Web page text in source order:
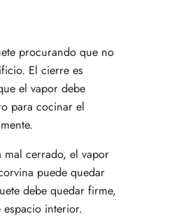
procurando que no
El cierre es
el vapor debe
para cocinar el
mal cerrado, el vapor
puede quedar
debe quedar firme,
interior.